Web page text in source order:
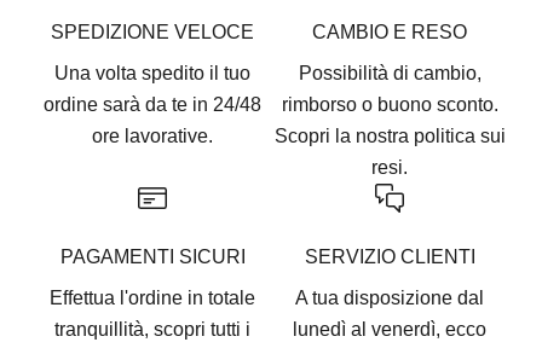
SPEDIZIONE VELOCE
Una volta spedito il tuo
ordine sarà da te in 24/48
ore lavorative.
CAMBIO E RESO
Possibilità di cambio,
rimborso o buono sconto.
Scopri la nostra politica sui
resi.
PAGAMENTI SICURI
Effettua l'ordine in totale
tranquillità, scopri tutti i
SERVIZIO CLIENTI
A tua disposizione dal
lunedì al venerdì, ecco